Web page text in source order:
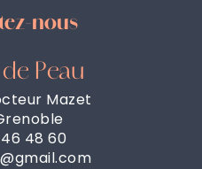
nous
Peau
Mazet
48 60